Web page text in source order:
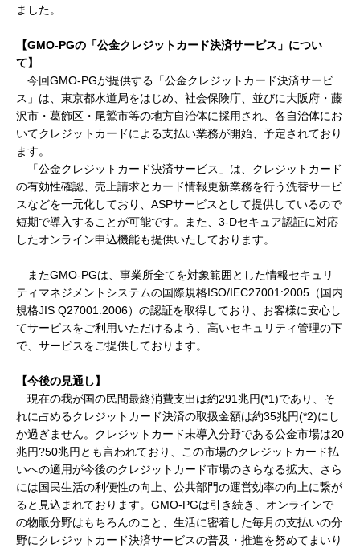
ました。
【GMO-PGの「公金クレジットカード決済サービス」につい
て】
今回GMO-PGが提供する「公金クレジットカード決済サービ
ス」は、東京都水道局をはじめ、社会保険庁、並びに大阪府・藤
沢市・葛飾区・尾鷲市等の地方自治体に採用され、各自治体にお
いてクレジットカードによる支払い業務が開始、予定されており
ます。
「公金クレジットカード決済サービス」は、クレジットカード
の有効性確認、売上請求とカード情報更新業務を行う洗替サービ
スなどを一元化しており、ASPサービスとして提供しているので
短期で導入することが可能です。また、3-Dセキュア認証に対応
したオンライン申込機能も提供いたしております。
またGMO-PGは、事業所全てを対象範囲とした情報セキュリ
ティマネジメントシステムの国際規格ISO/IEC27001:2005（国内
規格JIS Q27001:2006）の認証を取得しており、お客様に安心し
てサービスをご利用いただけるよう、高いセキュリティ管理の下
で、サービスをご提供しております。
【今後の見通し】
現在の我が国の民間最終消費支出は約291兆円(*1)であり、そ
れに占めるクレジットカード決済の取扱金額は約35兆円(*2)にし
か過ぎません。クレジットカード未導入分野である公金市場は20
兆円?50兆円とも言われており、この市場のクレジットカード払
いへの適用が今後のクレジットカード市場のさらなる拡大、さら
には国民生活の利便性の向上、公共部門の運営効率の向上に繋が
ると見込まれております。GMO-PGは引き続き、オンラインで
の物販分野はもちろんのこと、生活に密着した毎月の支払いの分
野にクレジットカード決済サービスの普及・推進を努めてまいり